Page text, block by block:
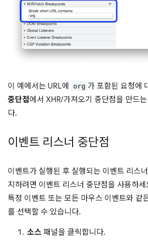
이 예에서는 URL에 org 가 포함된 요청에
중단점에서 XHR/가져오기 중단점을 만드
다.
이벤트 리스너 중단점
이벤트가 실행된 후 실행되는 이벤트 리스
지하려면 이벤트 리스너 중단점을 사용하세
특정 이벤트 또는 모든 마우스 이벤트와 같
를 선택할 수 있습니다.
소스 패널을 클릭합니다.